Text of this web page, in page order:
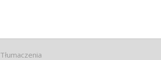
Tłumaczenia